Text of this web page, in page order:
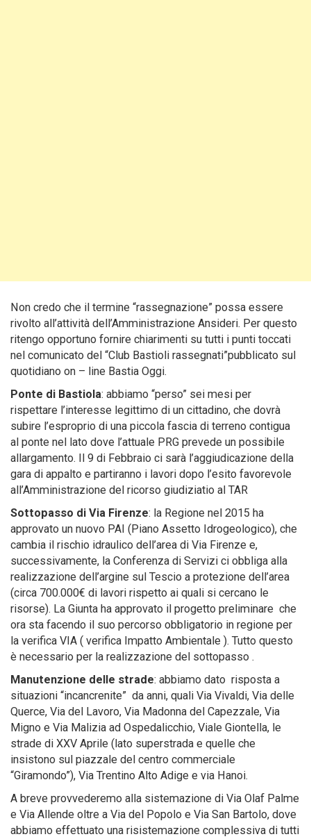
Non credo che il termine “rassegnazione” possa essere
rivolto all’attività dell’Amministrazione Ansideri. Per questo
ritengo opportuno fornire chiarimenti su tutti i punti toccati
nel comunicato del “Club Bastioli rassegnati”pubblicato sul
quotidiano on – line Bastia Oggi.
Ponte di Bastiola: abbiamo “perso” sei mesi per
rispettare l’interesse legittimo di un cittadino, che dovrà
subire l’esproprio di una piccola fascia di terreno contigua
al ponte nel lato dove l’attuale PRG prevede un possibile
allargamento. Il 9 di Febbraio ci sarà l’aggiudicazione della
gara di appalto e partiranno i lavori dopo l’esito favorevole
all’Amministrazione del ricorso giudiziatio al TAR
Sottopasso di Via Firenze: la Regione nel 2015 ha
approvato un nuovo PAI (Piano Assetto Idrogeologico), che
cambia il rischio idraulico dell’area di Via Firenze e,
successivamente, la Conferenza di Servizi ci obbliga alla
realizzazione dell’argine sul Tescio a protezione dell’area
(circa 700.000€ di lavori rispetto ai quali si cercano le
risorse). La Giunta ha approvato il progetto preliminare che
ora sta facendo il suo percorso obbligatorio in regione per
la verifica VIA ( verifica Impatto Ambientale ). Tutto questo
è necessario per la realizzazione del sottopasso .
Manutenzione delle strade: abbiamo dato risposta a
situazioni “incancrenite” da anni, quali Via Vivaldi, Via delle
Querce, Via del Lavoro, Via Madonna del Capezzale, Via
Migno e Via Malizia ad Ospedalicchio, Viale Giontella, le
strade di XXV Aprile (lato superstrada e quelle che
insistono sul piazzale del centro commerciale
“Giramondo”), Via Trentino Alto Adige e via Hanoi.
A breve provvederemo alla sistemazione di Via Olaf Palme
e Via Allende oltre a Via del Popolo e Via San Bartolo, dove
abbiamo effettuato una risistemazione complessiva di tutti